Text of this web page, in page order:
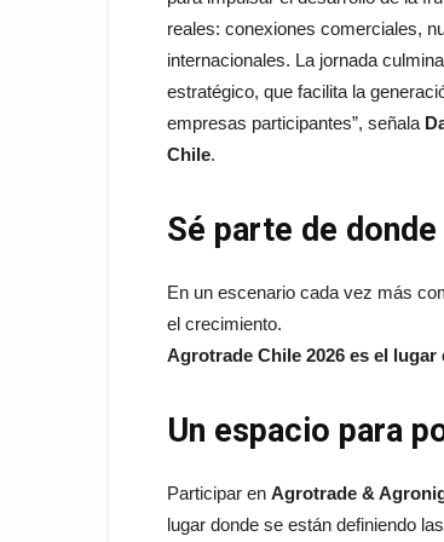
reales: conexiones comerciales,
internacionales. La jornada
estratégico, que facilita la
empresas participantes”, señala
Chile.
Sé parte de
En un escenario cada vez más
el crecimiento.
Agrotrade Chile 2026 es el
Un espacio para
Participar en Agrotrade &
lugar donde se están definiendo